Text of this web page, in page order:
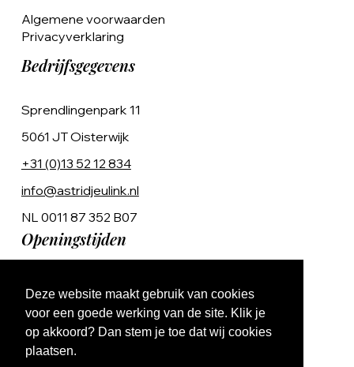
Deze website maakt gebruik van cookies
voor een goede werking van de site. Klik je
op akkoord? Dan stem je toe dat wij cookies
plaatsen.
Algemene voorwaarden
Privacyverklaring
Bedrijfsgegevens
Sprendlingenpark 11
5061 JT Oisterwijk
+31 (0)13 52 12 834
info@astridjeulink.nl
NL 0011 87 352 B07
Openingstijden
Ma t/m Vr 9:00 - 17:00